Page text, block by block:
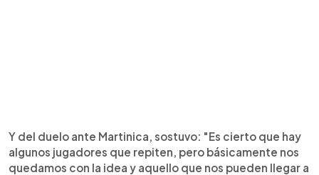
Y del duelo ante Martinica, sostuvo: "Es cierto que hay
algunos jugadores que repiten, pero básicamente nos
quedamos con la idea y aquello que nos pueden llegar a